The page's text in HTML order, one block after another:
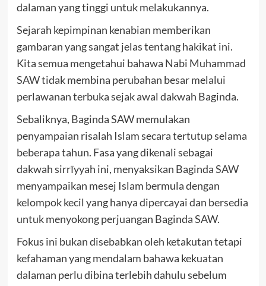
dalaman yang tinggi untuk melakukannya.
Sejarah kepimpinan kenabian memberikan
gambaran yang sangat jelas tentang hakikat ini.
Kita semua mengetahui bahawa Nabi Muhammad
SAW tidak membina perubahan besar melalui
perlawanan terbuka sejak awal dakwah Baginda.
Sebaliknya, Baginda SAW memulakan
penyampaian risalah Islam secara tertutup selama
beberapa tahun. Fasa yang dikenali sebagai
dakwah sirrīyyah ini, menyaksikan Baginda SAW
menyampaikan mesej Islam bermula dengan
kelompok kecil yang hanya dipercayai dan bersedia
untuk menyokong perjuangan Baginda SAW.
Fokus ini bukan disebabkan oleh ketakutan tetapi
kefahaman yang mendalam bahawa kekuatan
dalaman perlu dibina terlebih dahulu sebelum